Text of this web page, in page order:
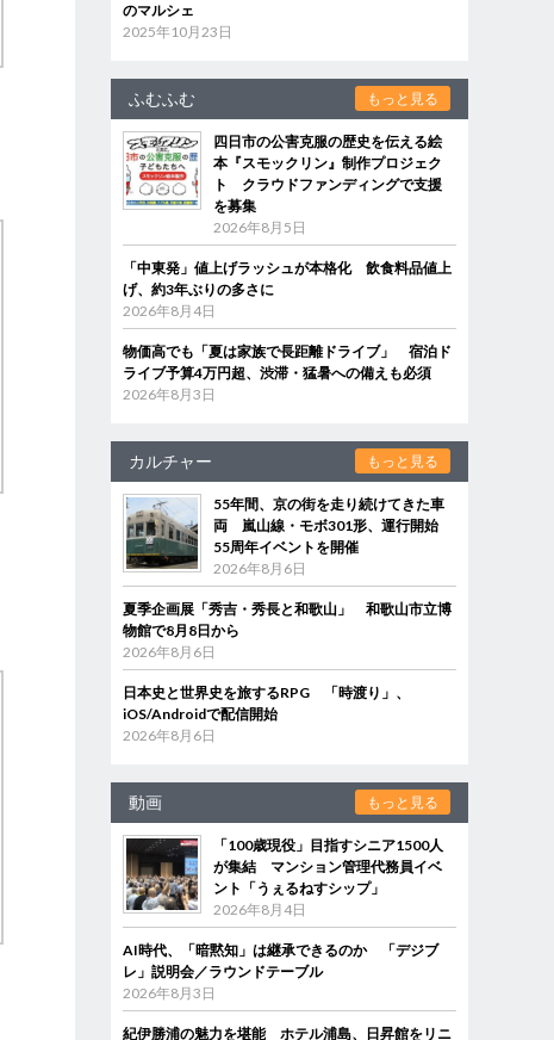
のマルシェ
2025年10月23日
ふむふむ もっと見る
四日市の公害克服の歴史を伝える絵
本『スモックリン』制作プロジェク
ト クラウドファンディングで支援
を募集
2026年8月5日
「中東発」値上げラッシュが本格化 飲食料品値上
げ、約3年ぶりの多さに
2026年8月4日
物価高でも「夏は家族で長距離ドライブ」 宿泊ド
ライブ予算4万円超、渋滞・猛暑への備えも必須
2026年8月3日
カルチャー もっと見る
55年間、京の街を走り続けてきた車
両 嵐山線・モボ301形、運行開始
55周年イベントを開催
2026年8月6日
夏季企画展「秀吉・秀長と和歌山」 和歌山市立博
物館で8月8日から
2026年8月6日
日本史と世界史を旅するRPG 「時渡り」、
iOS/Androidで配信開始
2026年8月6日
動画 もっと見る
「100歳現役」目指すシニア1500人
が集結 マンション管理代務員イベ
ント「うぇるねすシップ」
2026年8月4日
AI時代、「暗黙知」は継承できるのか 「デジブ
レ」説明会／ラウンドテーブル
2026年8月3日
紀伊勝浦の魅力を堪能 ホテル浦島、日昇館をリニ